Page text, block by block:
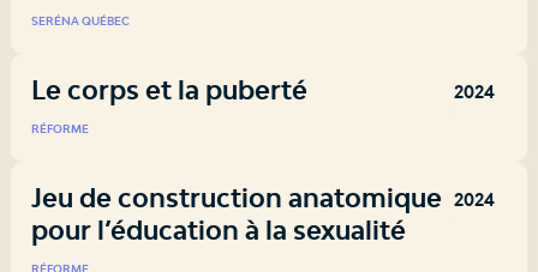
SERÉNA QUÉBEC
2024
Le corps et la puberté
RÉFORME
2024
Jeu de construction anatomique
pour l’éducation à la sexualité
RÉFORME